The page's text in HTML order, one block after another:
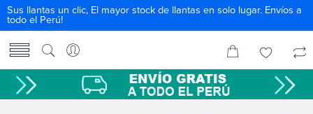
Sus llantas un clic, El mayor stock de llantas en solo lugar. Envíos a
todo el Perú!